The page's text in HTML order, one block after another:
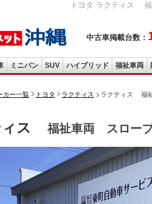
トヨタ ラクティス
中古車掲載台数：
ミニバン SUV ハイブリッド 福祉車両
カー一覧 トヨタ ラクティス ラクティス 福
ス 福祉車両 スロー